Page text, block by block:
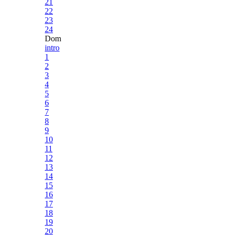
21
22
23
24
Dom
intro
1
2
3
4
5
6
7
8
9
10
11
12
13
14
15
16
17
18
19
20